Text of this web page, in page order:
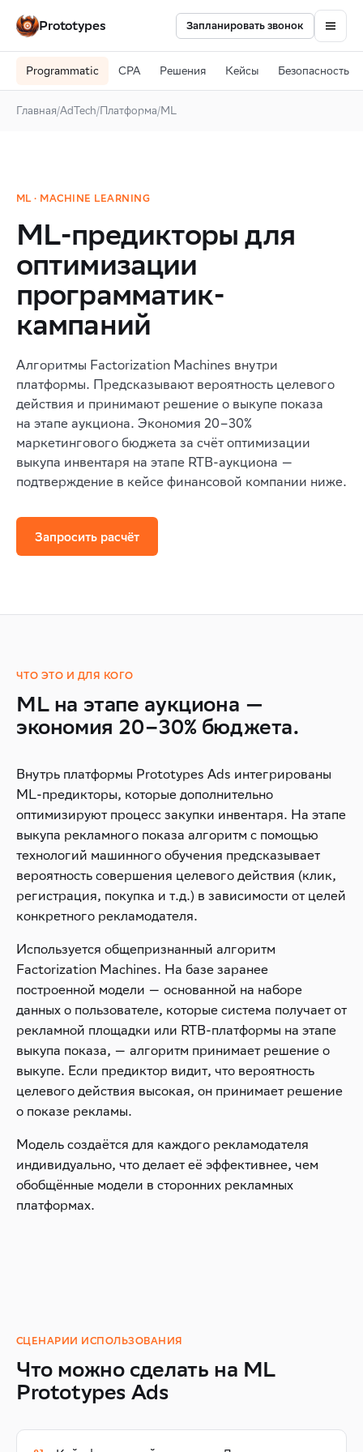
Prototypes Запланировать звонок
Programmatic CPA Решения Кейсы Безопасность
Главная/AdTech/Платформа/ML
ML · MACHINE LEARNING
ML-предикторы для
оптимизации
программатик-
кампаний
Алгоритмы Factorization Machines внутри
платформы. Предсказывают вероятность целевого
действия и принимают решение о выкупе показа
на этапе аукциона. Экономия 20–30%
маркетингового бюджета за счёт оптимизации
выкупа инвентаря на этапе RTB-аукциона —
подтверждение в кейсе финансовой компании ниже.
Запросить расчёт
ЧТО ЭТО И ДЛЯ КОГО
ML на этапе аукциона —
экономия 20–30% бюджета.
Внутрь платформы Prototypes Ads интегрированы
ML-предикторы, которые дополнительно
оптимизируют процесс закупки инвентаря. На этапе
выкупа рекламного показа алгоритм с помощью
технологий машинного обучения предсказывает
вероятность совершения целевого действия (клик,
регистрация, покупка и т.д.) в зависимости от целей
конкретного рекламодателя.
Используется общепризнанный алгоритм
Factorization Machines. На базе заранее
построенной модели — основанной на наборе
данных о пользователе, которые система получает от
рекламной площадки или RTB-платформы на этапе
выкупа показа, — алгоритм принимает решение о
выкупе. Если предиктор видит, что вероятность
целевого действия высокая, он принимает решение
о показе рекламы.
Модель создаётся для каждого рекламодателя
индивидуально, что делает её эффективнее, чем
обобщённые модели в сторонних рекламных
платформах.
СЦЕНАРИИ ИСПОЛЬЗОВАНИЯ
Что можно сделать на ML
Prototypes Ads